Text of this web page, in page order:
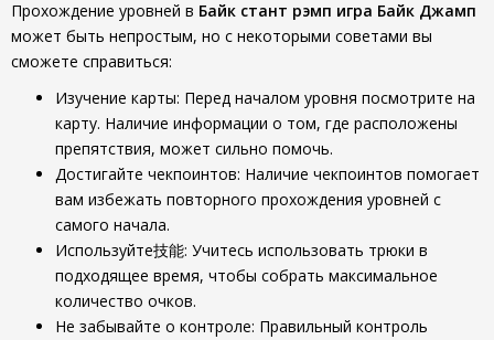
Прохождение уровней в Байк стант рэмп игра Байк Джамп
может быть непростым, но с некоторыми советами вы
сможете справиться:
Изучение карты: Перед началом уровня посмотрите на
карту. Наличие информации о том, где расположены
препятствия, может сильно помочь.
Достигайте чекпоинтов: Наличие чекпоинтов помогает
вам избежать повторного прохождения уровней с
самого начала.
Используйте技能: Учитесь использовать трюки в
подходящее время, чтобы собрать максимальное
количество очков.
Не забывайте о контроле: Правильный контроль